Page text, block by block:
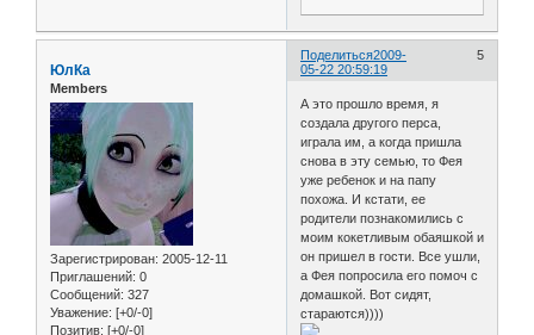
Поделиться 5
2009-
05-22 20:59:19
ЮлКа
Members
Зарегистрирован: 2005-12-11
Приглашений: 0
Сообщений: 327
Уважение: [+0/-0]
Позитив: [+0/-0]
А это прошло время, я
создала другого перса,
играла им, а когда пришла
снова в эту семью, то Фея
уже ребенок и на папу
похожа. И кстати, ее
родители познакомились с
моим кокетливым обаяшкой и
он пришел в гости. Все ушли,
а Фея попросила его помоч с
домашкой. Вот сидят,
стараются))))